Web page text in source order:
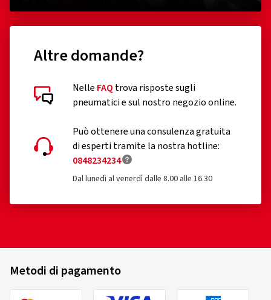
Altre domande?
Nelle FAQ trova risposte sugli
pneumatici e sul nostro negozio online.
Può ottenere una consulenza gratuita
di esperti tramite la nostra hotline:
0848234234
Dal lunedì al venerdì dalle 8.00 alle 16.30
Metodi di pagamento